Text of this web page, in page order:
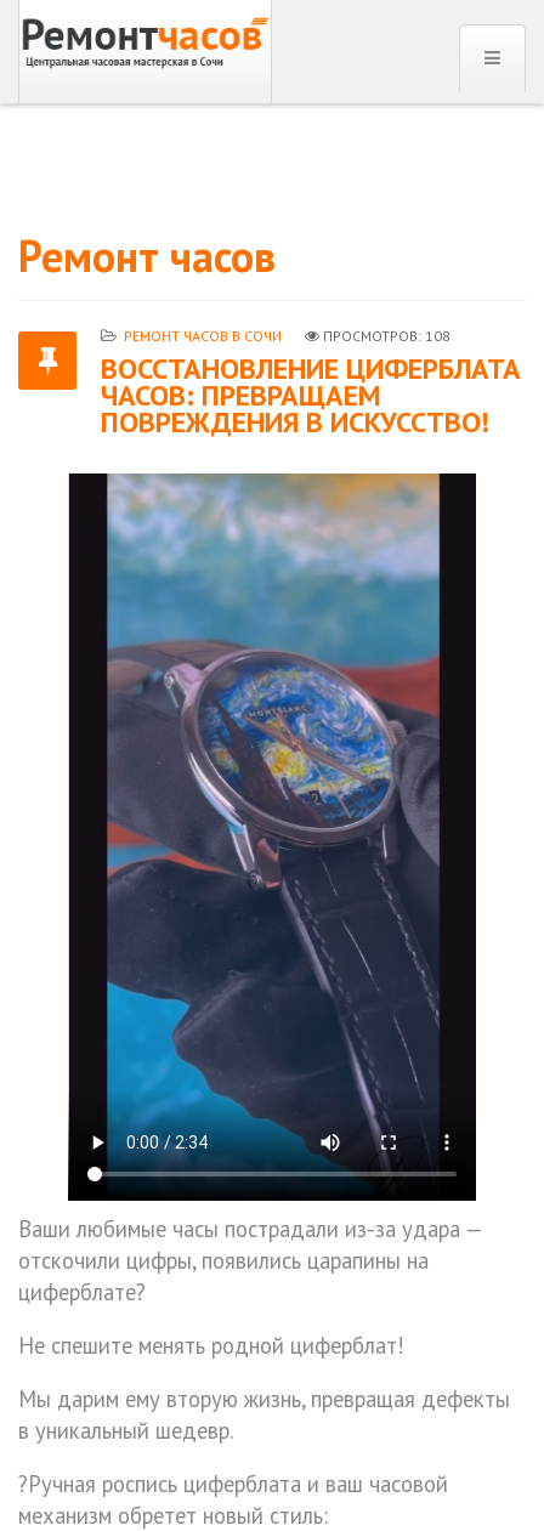
Ремонт часов
РЕМОНТ ЧАСОВ В СОЧИ ПРОСМОТРОВ: 108
ВОССТАНОВЛЕНИЕ ЦИФЕРБЛАТА
ЧАСОВ: ПРЕВРАЩАЕМ
ПОВРЕЖДЕНИЯ В ИСКУССТВО!
Ваши любимые часы пострадали из-за удара —
отскочили цифры, появились царапины на
циферблате?
Не спешите менять родной циферблат!
Мы дарим ему вторую жизнь, превращая дефекты
в уникальный шедевр.
?Ручная роспись циферблата и ваш часовой
механизм обретет новый стиль: